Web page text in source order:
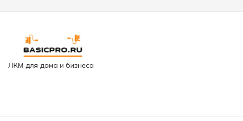
ЛКМ для дома и бизнеса